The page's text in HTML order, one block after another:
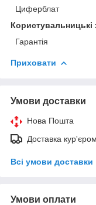
Циферблат
Користувальницькі
Гарантія
Приховати
Умови доставки
Нова Пошта
Доставка
Всі умови доставки
Умови оплати